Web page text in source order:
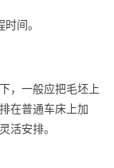
间。
，一般应把毛坯上
在普通车床上加
活安排。